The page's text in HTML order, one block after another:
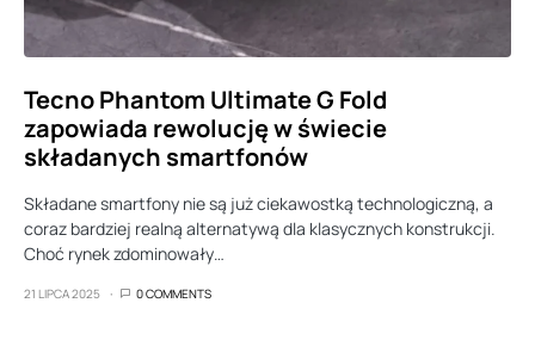
Tecno Phantom Ultimate G Fold
zapowiada rewolucję w świecie
składanych smartfonów
Składane smartfony nie są już ciekawostką technologiczną, a
coraz bardziej realną alternatywą dla klasycznych konstrukcji.
Choć rynek zdominowały…
21 LIPCA 2025 0 COMMENTS